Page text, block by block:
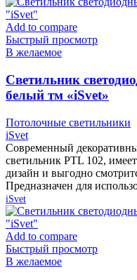
Add to compare
Быстрый просмотр
В желаемое
Cветильник
белый тм «iSvet»
Потолочные светильники
iSvet
Современный
светильник PTL 102,
дизайн и выгодно
Предназначен для
iSvet
Add to compare
Быстрый просмотр
В желаемое